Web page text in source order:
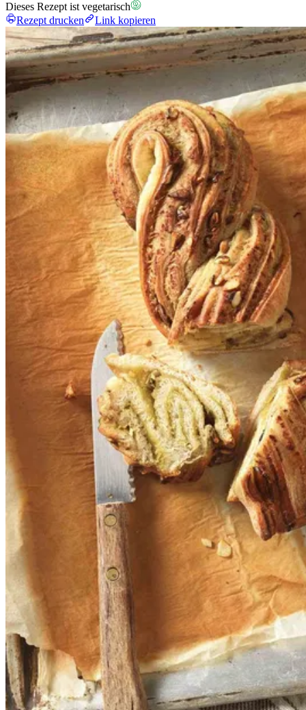
Dieses Rezept ist vegetarisch
Rezept drucken
Link kopieren